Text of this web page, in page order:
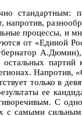
стандартным:
напротив,
процессы, и
от «Единой
партий
Напротив,
только в
ее
С
с самыми